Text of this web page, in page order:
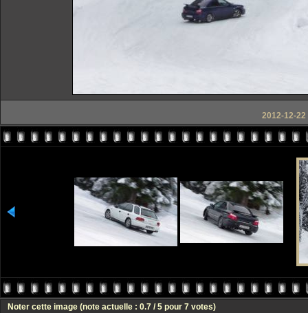
2012-12-
Noter cette image (note actuelle : 0.7 / 5 pour 7 votes)